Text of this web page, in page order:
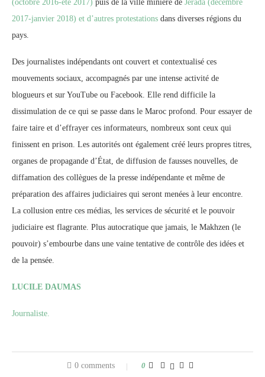
(octobre 2016-été 2017) puis de la ville minière de Jerada (décembre
2017-janvier 2018) et d’autres protestations dans diverses régions du
pays.
Des journalistes indépendants ont couvert et contextualisé ces
mouvements sociaux, accompagnés par une intense activité de
blogueurs et sur YouTube ou Facebook. Elle rend difficile la
dissimulation de ce qui se passe dans le Maroc profond. Pour essayer de
faire taire et d’effrayer ces informateurs, nombreux sont ceux qui
finissent en prison. Les autorités ont également créé leurs propres titres,
organes de propagande d’État, de diffusion de fausses nouvelles, de
diffamation des collègues de la presse indépendante et même de
préparation des affaires judiciaires qui seront menées à leur encontre.
La collusion entre ces médias, les services de sécurité et le pouvoir
judiciaire est flagrante. Plus autocratique que jamais, le Makhzen (le
pouvoir) s’embourbe dans une vaine tentative de contrôle des idées et
de la pensée.
LUCILE DAUMAS
Journaliste.
0 comments 0